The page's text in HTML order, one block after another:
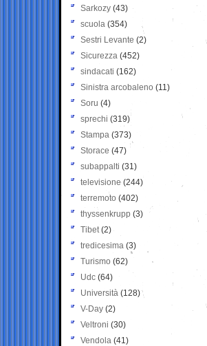
Sarkozy (43)
scuola (354)
Sestri Levante (2)
Sicurezza (452)
sindacati (162)
Sinistra arcobaleno (11)
Soru (4)
sprechi (319)
Stampa (373)
Storace (47)
subappalti (31)
televisione(244)
terremoto (402)
thyssenkrupp (3)
Tibet(2)
tredicesima (3)
Turismo (62)
Udc (64)
Università (128)
V-Day (2)
Veltroni (30)
Vendola (41)